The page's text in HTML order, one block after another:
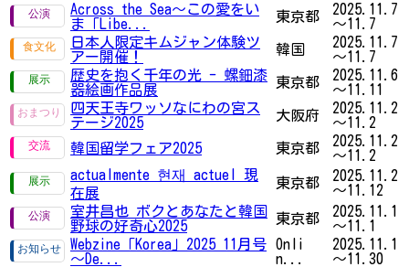
Across the Sea～この愛をい
ま「Libe...
東京都
2025.11.7
～11.7
日本人限定キムジャン体験ツ
アー開催！
韓国
2025.11.7
～11.7
歴史を抱く千年の光 - 螺鈿漆
器絵画作品展
東京都
2025.11.6
～11.11
四天王寺ワッソなにわの宮ス
テージ2025
大阪府
2025.11.2
～11.2
韓国留学フェア2025
東京都
2025.11.2
～11.2
actualmente 현재 actuel 現
在展
東京都
2025.11.2
～11.12
室井昌也 ボクとあなたと韓国
野球の好奇心2025
東京都
2025.11.1
～11.1
Webzine「Korea」2025 11月号
～De...
Onli
n...
2025.11.1
～11.30